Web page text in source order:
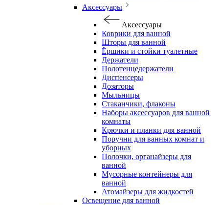
Аксессуары
Аксессуары
Коврики для ванной
Шторы для ванной
Ёршики и стойки туалетные
Держатели
Полотенцедержатели
Диспенсеры
Дозаторы
Мыльницы
Стаканчики, флаконы
Наборы аксессуаров для ванной
комнаты
Крючки и планки для ванной
Поручни для ванных комнат и
уборных
Полочки, органайзеры для
ванной
Мусорные контейнеры для
ванной
Атомайзеры для жидкостей
Освещение для ванной